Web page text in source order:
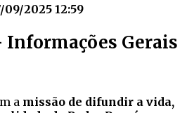
09/2025 12:59
Informações Gerais
a missão de difundir a vida,